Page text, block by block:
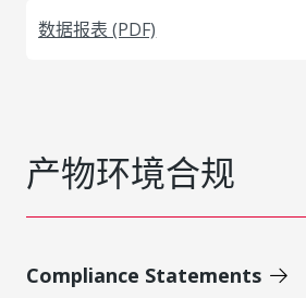
数据报表 (PDF)
产物环境合规
Compliance Statements